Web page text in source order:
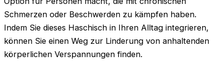
Schmerzen oder Beschwerden zu kämpfen haben.
Indem Sie dieses Haschisch in Ihren Alltag integrieren,
können Sie einen Weg zur Linderung von anhaltenden
körperlichen Verspannungen finden.